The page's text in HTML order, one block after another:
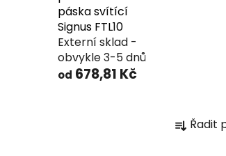
páska svítící
Signus FTL10
Externí sklad -
obvykle 3-5 dnů
od 678,81 Kč
a Řadit